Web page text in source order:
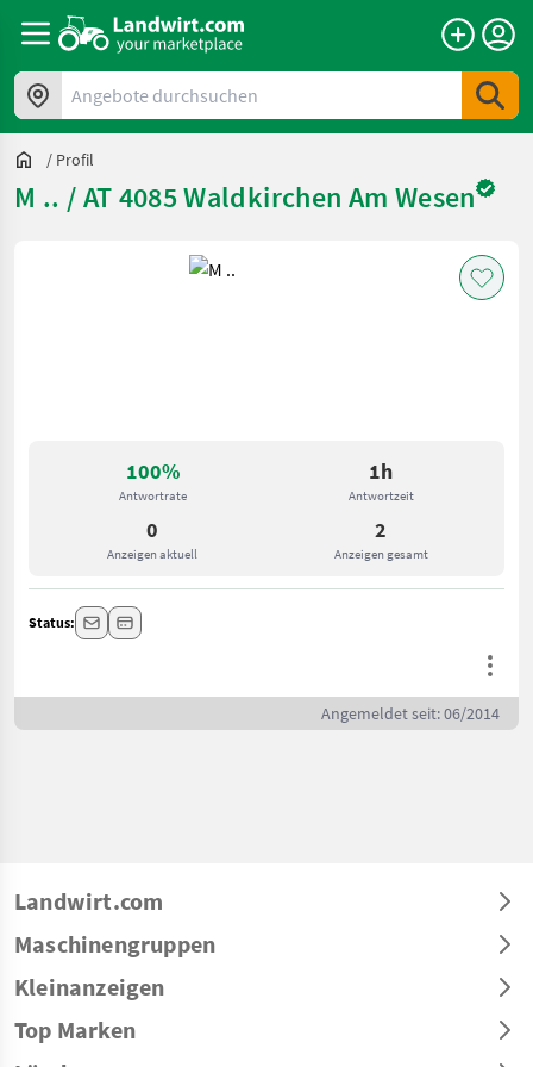
Angebote durchsuchen
/ Profil
M .. / AT 4085 Waldkirchen Am Wesen
100%
Antwortrate
1h
Antwortzeit
0
Anzeigen aktuell
2
Anzeigen gesamt
Status:
Angemeldet seit: 06/2014
Landwirt.com
Maschinengruppen
Kleinanzeigen
Top Marken